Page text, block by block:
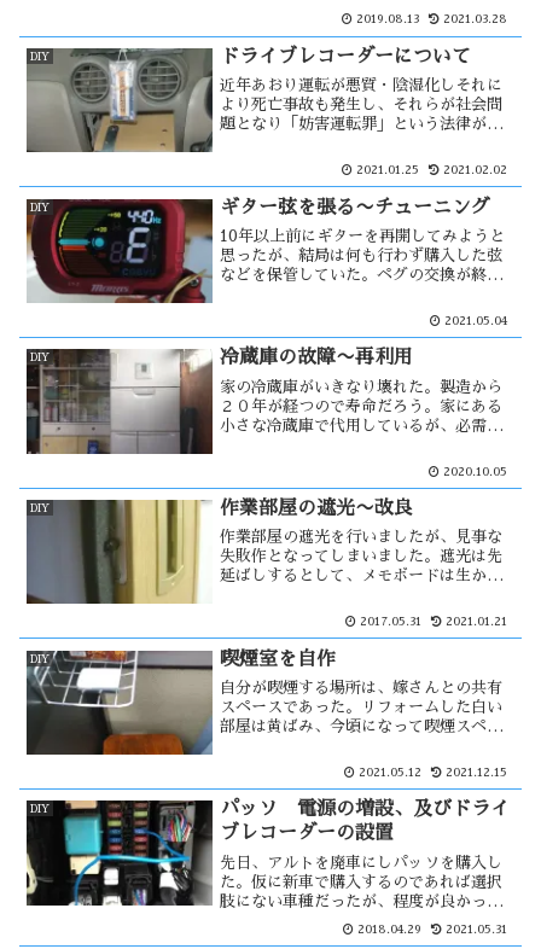
自分だけが見たい番組なので、テレビ以
外で見る方法を探していた。そしたら、
PCモニターでも見れる事が分かった。そ
して、以外な事も知る事が・・
2019.08.13 2021.03.28
DIY ドライブレコーダーについて
近年あおり運転が悪質・陰湿化しそれに
より死亡事故も発生し、それらが社会問
題となり「妨害運転罪」という法律が創
運転の自衛策としてドライブレコーダー
前に装着したが、一種別の方法で・・
2021.01.25 2021.02.02
DIY ギター弦を張る〜チューニング
10年以上前にギターを再開してみようと
思ったが、結局は何も行わず購入した弦
などを保管していた。ペグの交換が終わ
まで全て自己流で、今回はYouTubeを見
ーは今回初で、チューニングが楽に・・
2021.05.04
DIY 冷蔵庫の故障〜再利用
家の冷蔵庫がいきなり壊れた。製造から
２０年が経つので寿命だろう。家にある
小さな冷蔵庫で代用しているが、必需品
る必要がある。そこには家の生活様式に
た冷蔵庫の行く末は・・・
2020.10.05
DIY 作業部屋の遮光〜改良
作業部屋の遮光を行いましたが、見事な
失敗作となってしまいました。遮光は先
延ばしするとして、メモボードは生かそ
た！とても簡単な方法で改善する方法を
2017.05.31 2021.01.21
DIY 喫煙室を自作
自分が喫煙する場所は、嫁さんとの共有
スペースであった。リフォームした白い
部屋は黄ばみ、今頃になって喫煙スペー
た一画を整理し、そこを隔離された場所
ても完全に隔離する事は技術的に出来
ず・・
2021.05.12 2021.12.15
DIY
パッソ 電源の増設、及びドライ
ブレコーダーの設置
先日、アルトを廃車にしパッソを購入し
た。仮に新車で購入するのであれば選択
肢にない車種だったが、程度が良かった
ので即断した。これにアルトから外した
ドライブレコーダーを設置する事にし
2018.04.29 2021.05.31